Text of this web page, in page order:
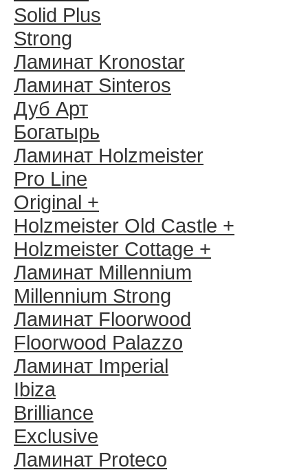
Solid Plus
Strong
Ламинат Kronostar
Ламинат Sinteros
Дуб Арт
Богатырь
Ламинат Holzmeister
Pro Line
Original +
Holzmeister Old Castle +
Holzmeister Cottage +
Ламинат Millennium
Millennium Strong
Ламинат Floorwood
Floorwood Palazzo
Ламинат Imperial
Ibiza
Brilliance
Exclusive
Ламинат Proteco